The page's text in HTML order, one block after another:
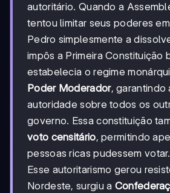
autoritário. Quando a
tentou limitar seus poderes
Pedro simplesmente a
impôs a Primeira Constituição
estabelecia o regime
Poder Moderador, garantindo
autoridade sobre todos os
governo. Essa constituição
voto censitário, permitindo
pessoas ricas pudessem votar.
Esse autoritarismo gerou
Nordeste, surgiu a